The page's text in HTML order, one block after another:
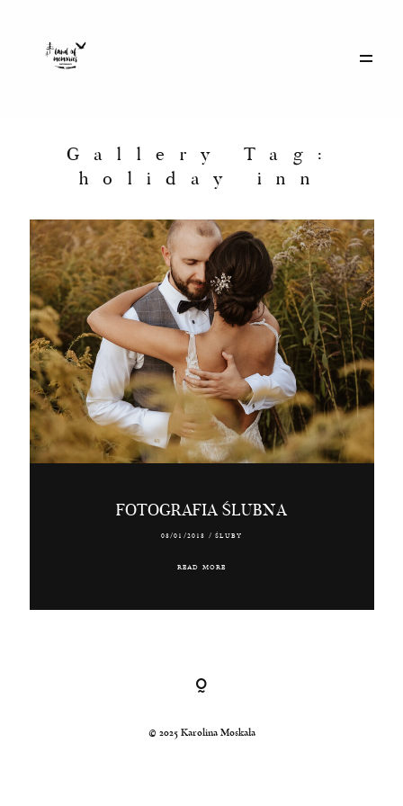
Gallery Tag:
holiday inn
FOTOGRAFIA ŚLUBNA
08/01/2018 /ŚLUBY
READ MORE
Historie
O mnie
Kontakt
Kraków, Polska, Świat
© 2024 Karolina Moskała
© 2025 Karolina Moskała